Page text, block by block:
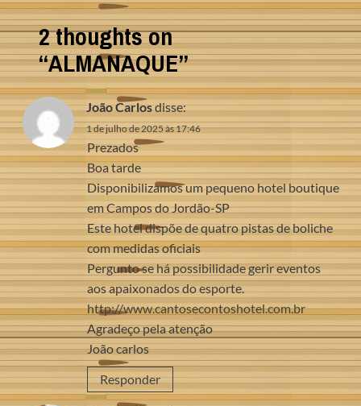
2 thoughts on
“ALMANAQUE”
João Carlosdisse:
1 de julho de 2025 às 17:46
Prezados
Boa tarde
Disponibilizamos um pequeno hotel boutique
em Campos do Jordão-SP
Este hotel dispõe de quatro pistas de boliche
com medidas oficiais
Pergunto se há possibilidade gerir eventos
aos apaixonados do esporte.
http://www.cantosecontoshotel.com.br
Agradeço pela atenção
João carlos
Responder